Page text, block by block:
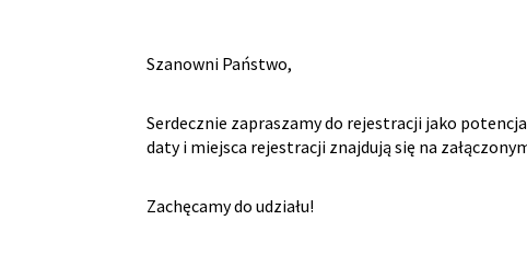
Szanowni Państwo,
Serdecznie zapraszamy do rejestracji jako
daty i miejsca rejestracji znajdują się na
Zachęcamy do udziału!